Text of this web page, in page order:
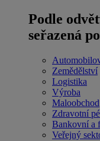
Podle
seřazená
Zemědělství
Logistika
Výroba
Maloobchod
Zdravotní
Bankovní a
Veřejný